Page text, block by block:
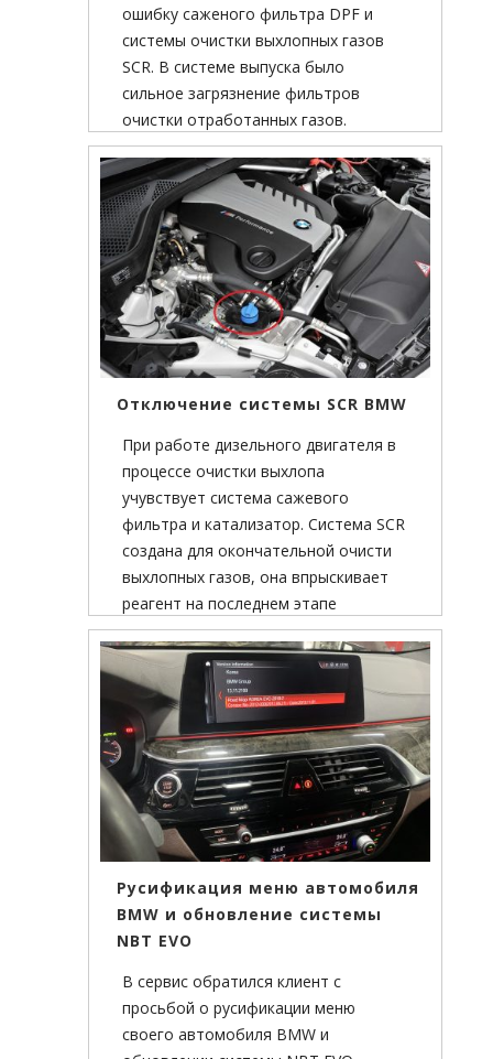
ошибку саженого фильтра DPF и
системы очистки выхлопных газов
SCR. В системе выпуска было
сильное загрязнение фильтров
очистки отработанных газов.
Наши специалисты удалили системы
фильтрации DPF и SCR и установили
заглушки вихревых заслонок и
системы EGR.
Отключение системы SCR BMW
При работе дизельного двигателя в
процессе очистки выхлопа
учувствует система сажевого
фильтра и катализатор. Система SCR
создана для окончательной очисти
выхлопных газов, она впрыскивает
реагент на последнем этапе
прохождения отработанных газов .
Русификация меню автомобиля
BMW и обновление системы
NBT EVO
В сервис обратился клиент с
просьбой о русификации меню
своего автомобиля BMW и